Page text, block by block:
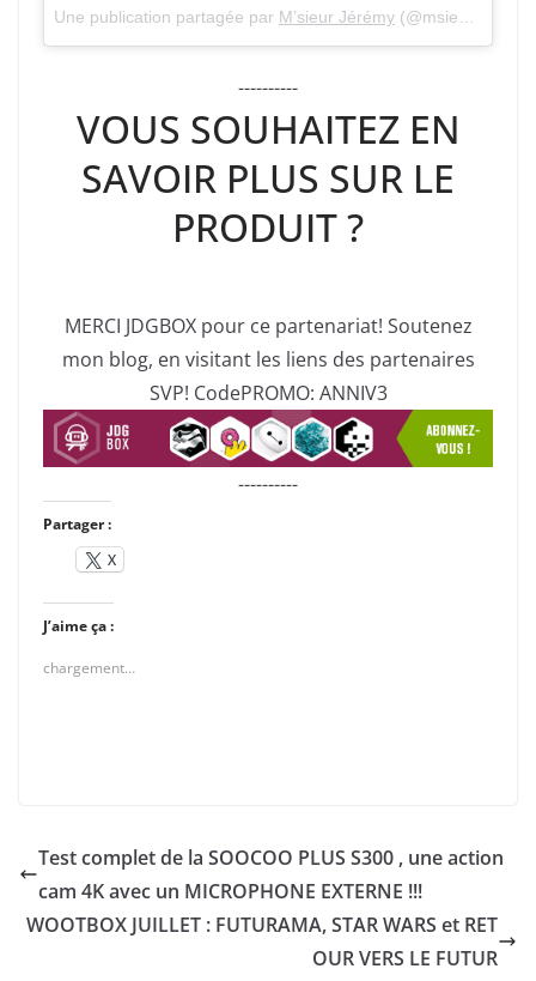
Une publication partagée par M’sieur Jérémy (@msieurjeremy) le
----------
VOUS SOUHAITEZ EN
SAVOIR PLUS SUR LE
PRODUIT ?
MERCI JDGBOX pour ce partenariat! Soutenez
mon blog, en visitant les liens des partenaires
SVP! CodePROMO: ANNIV3
----------
Partager :
X
J’aime ça :
chargement…
Test complet de la SOOCOO PLUS S300 , une action
cam 4K avec un MICROPHONE EXTERNE !!!
WOOTBOX JUILLET : FUTURAMA, STAR WARS et RET
OUR VERS LE FUTUR